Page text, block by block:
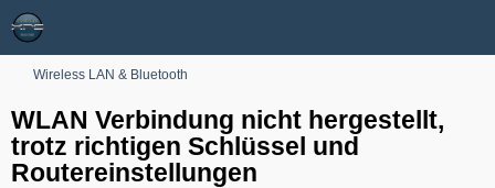
Wireless LAN & Bluetooth
WLAN Verbindung nicht hergestellt,
trotz richtigen Schlüssel und
Routereinstellungen